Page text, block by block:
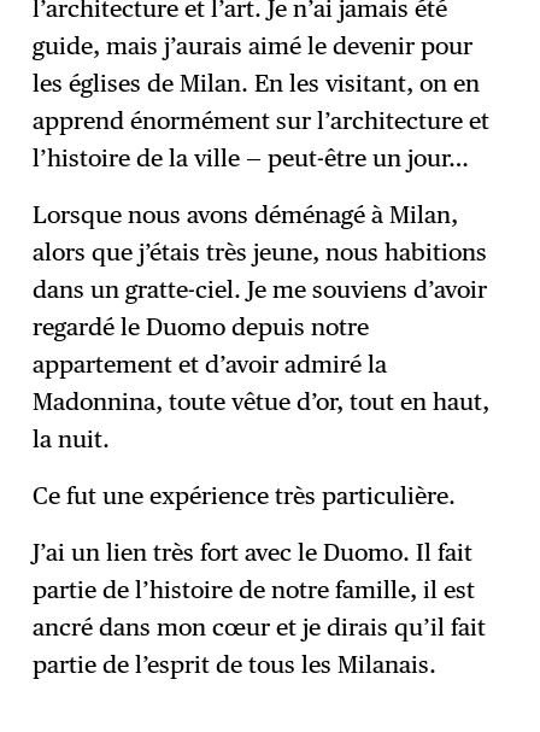
l’architecture et l’art. Je n’ai jamais été
guide, mais j’aurais aimé le devenir pour
les églises de Milan. En les visitant, on en
apprend énormément sur l’architecture et
l’histoire de la ville — peut-être un jour…
Lorsque nous avons déménagé à Milan,
alors que j’étais très jeune, nous habitions
dans un gratte-ciel. Je me souviens d’avoir
regardé le Duomo depuis notre
appartement et d’avoir admiré la
Madonnina, toute vêtue d’or, tout en haut,
la nuit.
Ce fut une expérience très particulière.
J’ai un lien très fort avec le Duomo. Il fait
partie de l’histoire de notre famille, il est
ancré dans mon cœur et je dirais qu’il fait
partie de l’esprit de tous les Milanais.